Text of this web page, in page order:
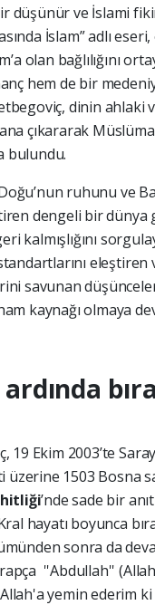
düşünür ve İslami fikir
İslam” adlı
olan bağlılığını
hem de bir
dinin ahlaki
çıkararak
bulundu.
ruhunu ve
dengeli bir dünya
kalmışlığını
eleştiren
savunan
kaynağı olmaya
19 Ekim 2003’te
üzerine 1503 Bosna
’nde sade bir
hayatı boyunca
sonra da
''Abdullah''
yemin ederim